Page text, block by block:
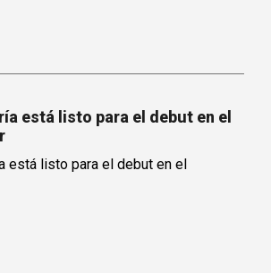
está listo para el debut en el